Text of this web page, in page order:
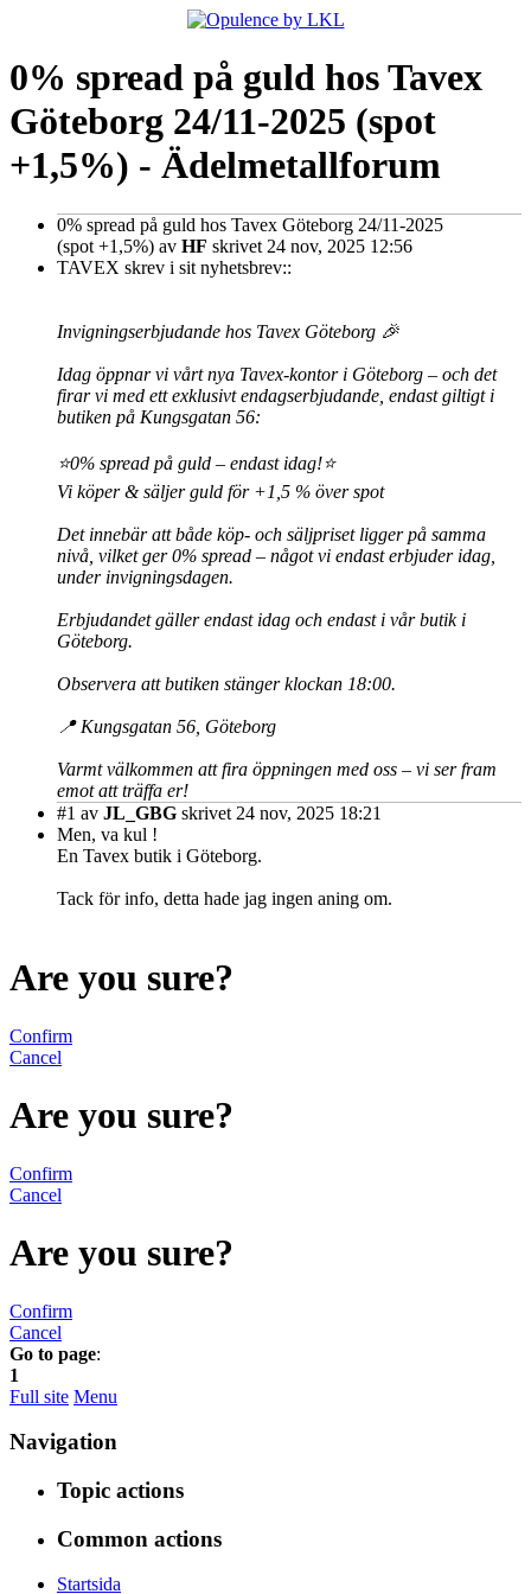
0% spread på guld hos Tavex
Göteborg 24/11-2025 (spot
+1,5%) - Ädelmetallforum
0% spread på guld hos Tavex Göteborg 24/11-2025
(spot +1,5%) av HF skrivet 24 nov, 2025 12:56
TAVEX skrev i sit nyhetsbrev::
Invigningserbjudande hos Tavex Göteborg 🎉
Idag öppnar vi vårt nya Tavex-kontor i Göteborg – och det
firar vi med ett exklusivt endagserbjudande, endast giltigt i
butiken på Kungsgatan 56:
⭐0% spread på guld – endast idag!⭐
Vi köper & säljer guld för +1,5 % över spot
Det innebär att både köp- och säljpriset ligger på samma
nivå, vilket ger 0% spread – något vi endast erbjuder idag,
under invigningsdagen.
Erbjudandet gäller endast idag och endast i vår butik i
Göteborg.
Observera att butiken stänger klockan 18:00.
📍 Kungsgatan 56, Göteborg
Varmt välkommen att fira öppningen med oss – vi ser fram
emot att träffa er!
#1 av JL_GBG skrivet 24 nov, 2025 18:21
Men, va kul !
En Tavex butik i Göteborg.
Tack för info, detta hade jag ingen aning om.
Are you sure?
Confirm
Cancel
Are you sure?
Confirm
Cancel
Are you sure?
Confirm
Cancel
Go to page:
1
Full site Menu
Navigation
Topic actions
Common actions
Startsida